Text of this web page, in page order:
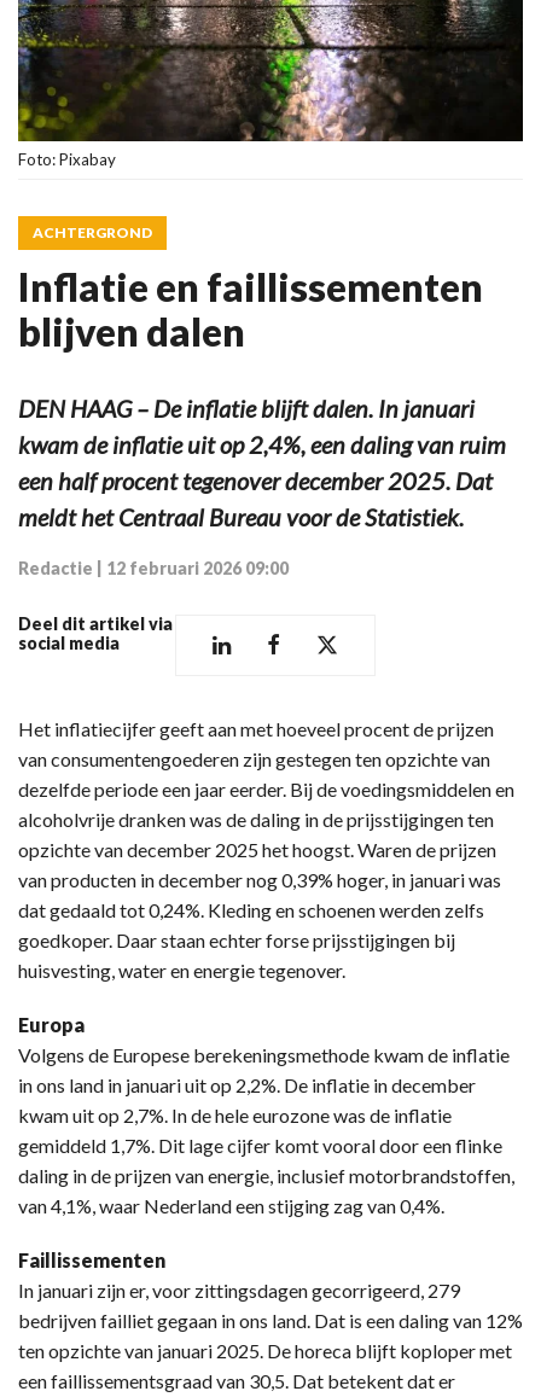
Foto: Pixabay
ACHTERGROND
Inflatie en faillissementen
blijven dalen
DEN HAAG – De inflatie blijft dalen. In januari
kwam de inflatie uit op 2,4%, een daling van ruim
een half procent tegenover december 2025. Dat
meldt het Centraal Bureau voor de Statistiek.
Redactie 12 februari 2026 09:00
Deel dit artikel via
social media
Het inflatiecijfer geeft aan met hoeveel procent de prijzen
van consumentengoederen zijn gestegen ten opzichte van
dezelfde periode een jaar eerder. Bij de voedingsmiddelen en
alcoholvrije dranken was de daling in de prijsstijgingen ten
opzichte van december 2025 het hoogst. Waren de prijzen
van producten in december nog 0,39% hoger, in januari was
dat gedaald tot 0,24%. Kleding en schoenen werden zelfs
goedkoper. Daar staan echter forse prijsstijgingen bij
huisvesting, water en energie tegenover.
Europa
Volgens de Europese berekeningsmethode kwam de inflatie
in ons land in januari uit op 2,2%. De inflatie in december
kwam uit op 2,7%. In de hele eurozone was de inflatie
gemiddeld 1,7%. Dit lage cijfer komt vooral door een flinke
daling in de prijzen van energie, inclusief motorbrandstoffen,
van 4,1%, waar Nederland een stijging zag van 0,4%.
Faillissementen
In januari zijn er, voor zittingsdagen gecorrigeerd, 279
bedrijven failliet gegaan in ons land. Dat is een daling van 12%
ten opzichte van januari 2025. De horeca blijft koploper met
een faillissementsgraad van 30,5. Dat betekent dat er